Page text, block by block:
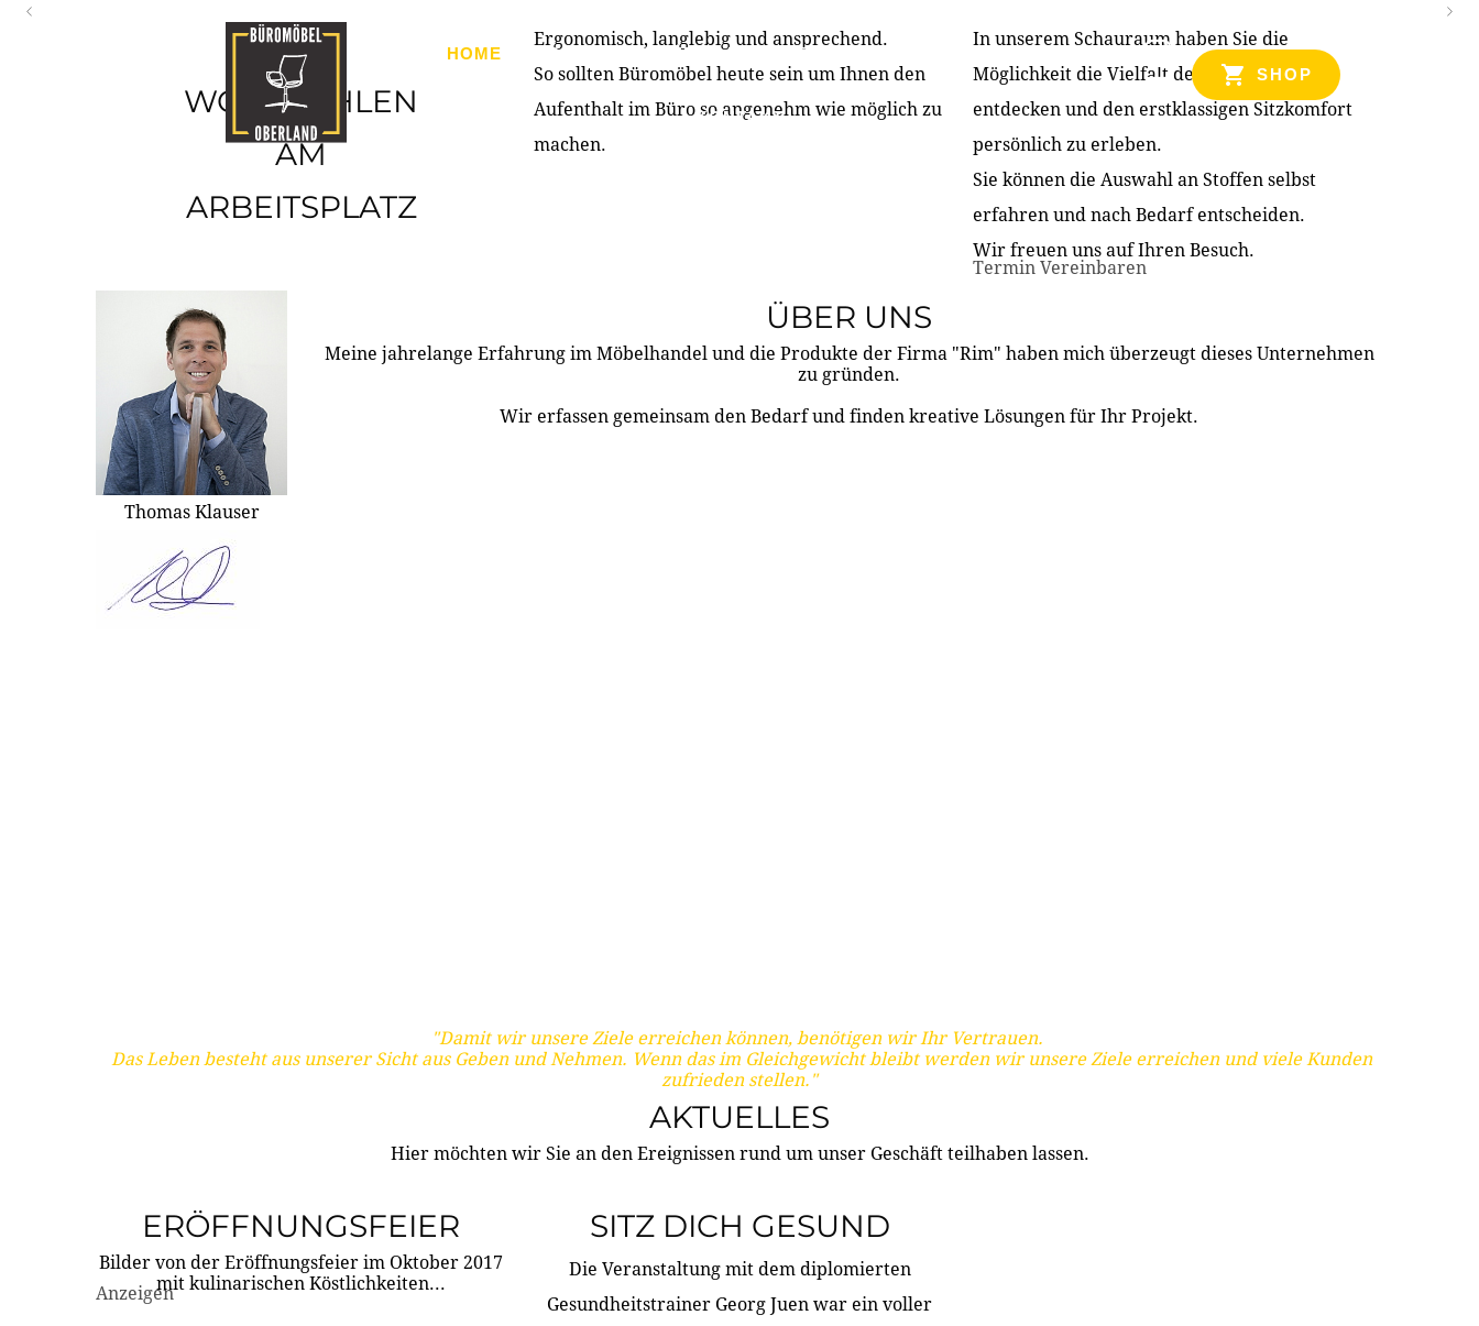
HOME PRODUKTE ÜBER UNS PARTNER & REFERENZEN
KONTAKT
SHOP
WOHLFÜHLEN
AM
ARBEITSPLATZ
Ergonomisch, langlebig und ansprechend.
So sollten Büromöbel heute sein um Ihnen den
Aufenthalt im Büro so angenehm wie möglich zu
machen.
In unserem Schauraum haben Sie die
Möglichkeit die Vielfalt der Produkte zu
entdecken und den erstklassigen Sitzkomfort
persönlich zu erleben.
Sie können die Auswahl an Stoffen selbst
erfahren und nach Bedarf entscheiden.
Wir freuen uns auf Ihren Besuch.
Termin Vereinbaren
Thomas Klauser
ÜBER UNS
Meine jahrelange Erfahrung im Möbelhandel und die Produkte der Firma "Rim" haben mich überzeugt dieses Unternehmen
zu gründen.
Wir erfassen gemeinsam den Bedarf und finden kreative Lösungen für Ihr Projekt.
"Damit wir unsere Ziele erreichen können, benötigen wir Ihr Vertrauen.
Das Leben besteht aus unserer Sicht aus Geben und Nehmen. Wenn das im Gleichgewicht bleibt werden wir unsere Ziele erreichen und viele Kunden
zufrieden stellen."
AKTUELLES
Hier möchten wir Sie an den Ereignissen rund um unser Geschäft teilhaben lassen.
ERÖFFNUNGSFEIER
Bilder von der Eröffnungsfeier im Oktober 2017
mit kulinarischen Köstlichkeiten...
Anzeigen
SITZ DICH GESUND
Die Veranstaltung mit dem diplomierten
Gesundheitstrainer Georg Juen war ein voller